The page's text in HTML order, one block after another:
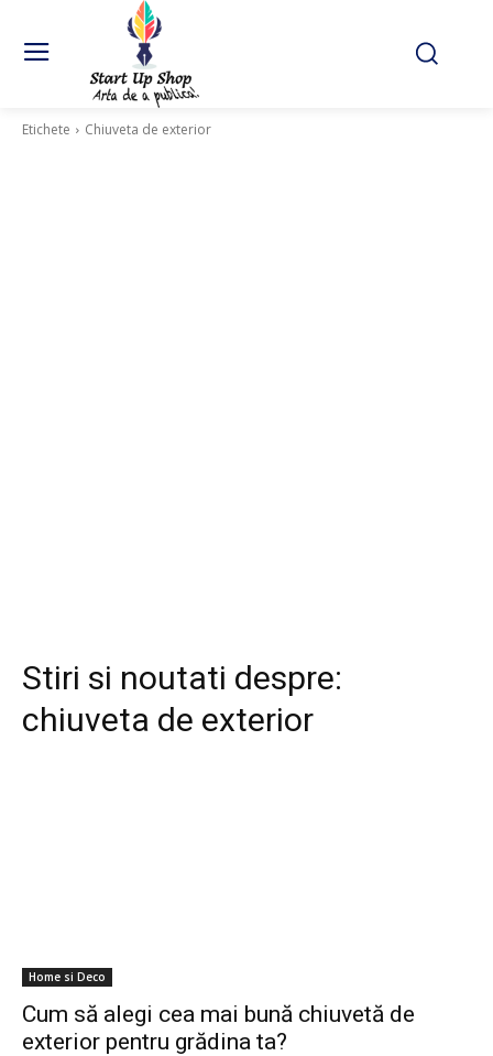
Etichete Chiuveta de exterior
Stiri si noutati despre:
chiuveta de exterior
Home si Deco
Cum să alegi cea mai bună chiuvetă de
exterior pentru grădina ta?